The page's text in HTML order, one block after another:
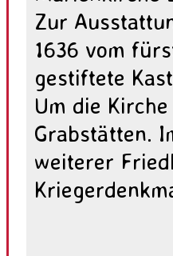
Zur
1636 vom
gestiftete
Um die
Grabstätten.
weiterer